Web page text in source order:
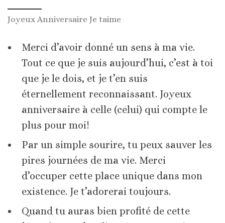
Joyeux Anniversaire Je taime
Merci d’avoir donné un sens à ma vie.
Tout ce que je suis aujourd’hui, c’est à toi
que je le dois, et je t’en suis
éternellement reconnaissant. Joyeux
anniversaire à celle (celui) qui compte le
plus pour moi!
Par un simple sourire, tu peux sauver les
pires journées de ma vie. Merci
d’occuper cette place unique dans mon
existence. Je t’adorerai toujours.
Quand tu auras bien profité de cette